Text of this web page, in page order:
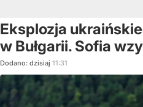
Eksplozja
w Bułgarii. Sofia
Dodano: dzisiaj 11:31